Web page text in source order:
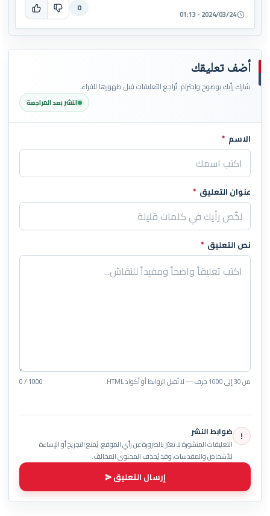
2024/03/24 - 01:13
0
أضف تعليقك
شارك رأيك بوضوح واحترام. تُراجع التعليقات قبل ظهورها للقراء.
النشر بعد المراجعة
اترك هذا الحقل فارغاً
الاسم *
عنوان التعليق *
نص التعليق *
من 30 إلى 1000 حرف — لا تُقبل الروابط أو أكواد HTML. 0 / 1000
! ضوابط النشر
التعليقات المنشورة لا تعبّر بالضرورة عن رأي الموقع. يُمنع التجريح أو الإساءة
للأشخاص والمقدسات، وقد يُحذف المحتوى المخالف.
إرسال التعليق